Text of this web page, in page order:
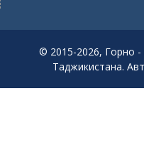
© 2015-2026, Горно -
Таджикистана.